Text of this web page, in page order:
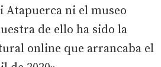
Atapuerca ni el museo
de ello ha sido la
online que arrancaba el